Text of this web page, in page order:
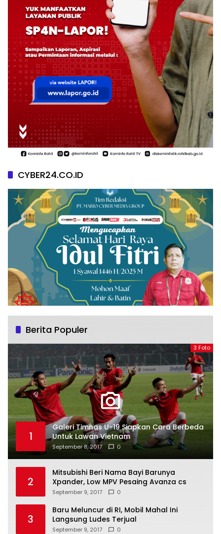
CYBER24.CO.ID
Berita Populer
3 Foto
1
Galeri Timnas U-19 Siapkan Cara Berbeda
Untuk Lawan Vietnam
September 8, 2017 0
2
Mitsubishi Beri Nama Bayi Barunya
Xpander, Low MPV Pesaing Avanza cs
September 9, 2017 0
3
Baru Meluncur di RI, Mobil Mahal Ini
Langsung Ludes Terjual
September 9, 2017 0